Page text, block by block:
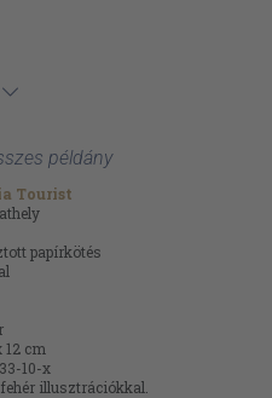
példány
Tourist
papírkötés
12 cm
10-x
illusztrációkkal.